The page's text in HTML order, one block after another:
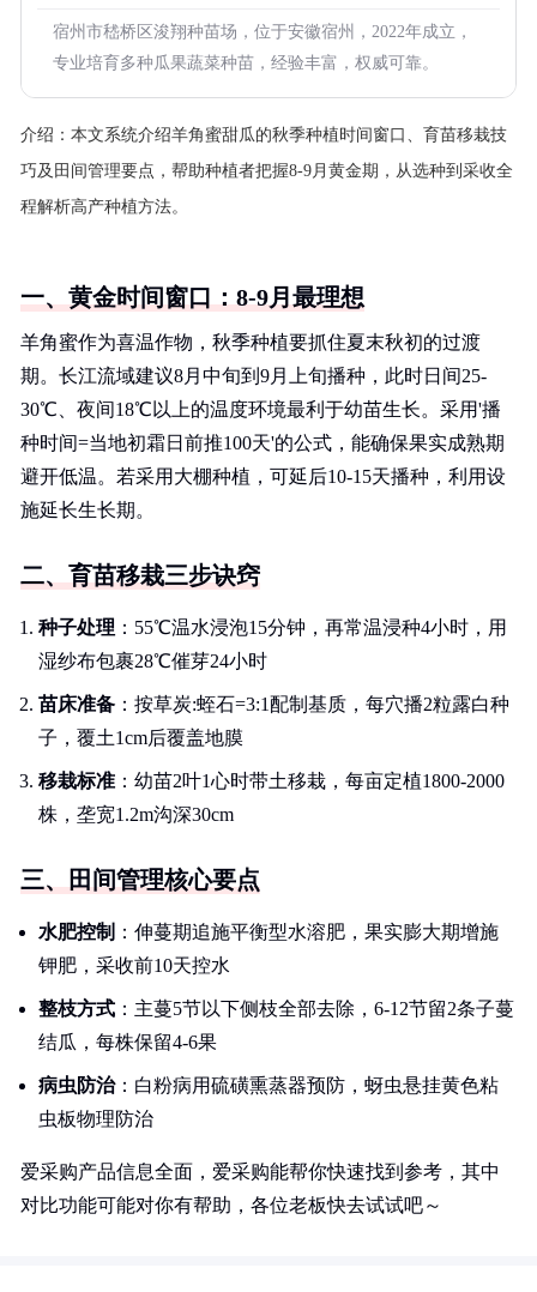
宿州市嵇桥区浚翔种苗场，位于安徽宿州，2022年成立，
专业培育多种瓜果蔬菜种苗，经验丰富，权威可靠。
介绍： 本文系统介绍羊角蜜甜瓜的秋季种植时间窗口、育苗移栽技
巧及田间管理要点，帮助种植者把握8-9月黄金期，从选种到采收全
程解析高产种植方法。
一、黄金时间窗口：8-9月最理想
羊角蜜作为喜温作物，秋季种植要抓住夏末秋初的过渡
期。长江流域建议8月中旬到9月上旬播种，此时日间25-
30℃、夜间18℃以上的温度环境最利于幼苗生长。采用'播
种时间=当地初霜日前推100天'的公式，能确保果实成熟期
避开低温。若采用大棚种植，可延后10-15天播种，利用设
施延长生长期。
二、育苗移栽三步诀窍
种子处理 ：55℃温水浸泡15分钟，再常温浸种4小时，用
湿纱布包裹28℃催芽24小时
苗床准备 ：按草炭:蛭石=3:1配制基质，每穴播2粒露白种
子，覆土1cm后覆盖地膜
移栽标准 ：幼苗2叶1心时带土移栽，每亩定植1800-2000
株，垄宽1.2m沟深30cm
三、田间管理核心要点
水肥控制 ：伸蔓期追施平衡型水溶肥，果实膨大期增施
钾肥，采收前10天控水
整枝方式 ：主蔓5节以下侧枝全部去除，6-12节留2条子蔓
结瓜，每株保留4-6果
病虫防治：白粉病用硫磺熏蒸器预防，蚜虫悬挂黄色粘
虫板物理防治
爱采购产品信息全面，爱采购能帮你快速找到参考，其中
对比功能可能对你有帮助，各位老板快去试试吧～